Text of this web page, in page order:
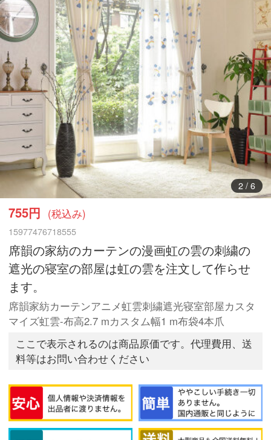
3/ 6
755円 (税込み)
15977476718555
席韻の家紡のカーテンの漫画虹の雲の刺繍の
遮光の寝室の部屋は虹の雲を注文して作らせ
ます。
席韻家紡カーテンアニメ虹雲刺繍遮光寝室部屋カスタ
マイズ虹雲-布高2.7 mカスタム幅1 m布袋4本爪
ここで表示されるのは商品原価です。代理費用、送
料等はお問い合わせください